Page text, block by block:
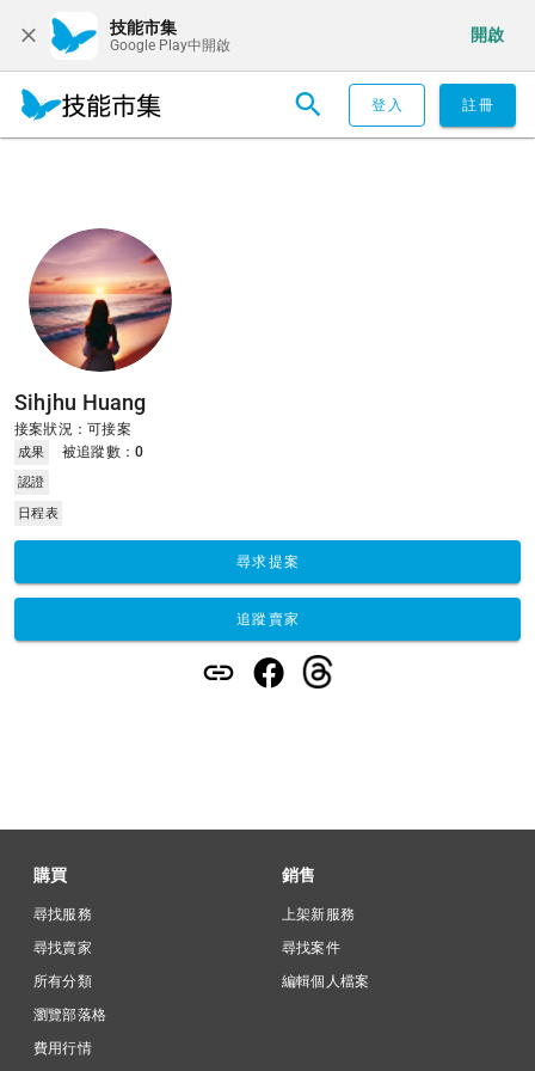
技能市集
Google Play中開啟
開啟
登入 註冊
Sihjhu Huang
接案狀況：可接案
成果 被追蹤數：0
認證
日程表
尋求提案
追蹤賣家
購買
尋找服務
尋找賣家
所有分類
瀏覽部落格
費用行情
銷售
上架新服務
尋找案件
編輯個人檔案